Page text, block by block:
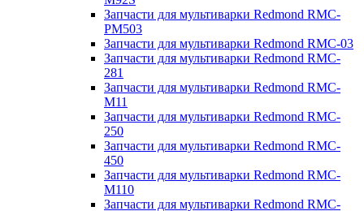
Запчасти для мультиварки Redmond RMC-
PM503
Запчасти для мультиварки Redmond RMC-03
Запчасти для мультиварки Redmond RMC-
281
Запчасти для мультиварки Redmond RMC-
M11
Запчасти для мультиварки Redmond RMC-
250
Запчасти для мультиварки Redmond RMC-
450
Запчасти для мультиварки Redmond RMC-
M110
Запчасти для мультиварки Redmond RMC-